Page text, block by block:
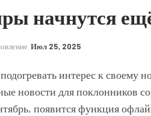
начнутся
Июл 25, 2025
интерес к своему
новости для поклонников
появится функция